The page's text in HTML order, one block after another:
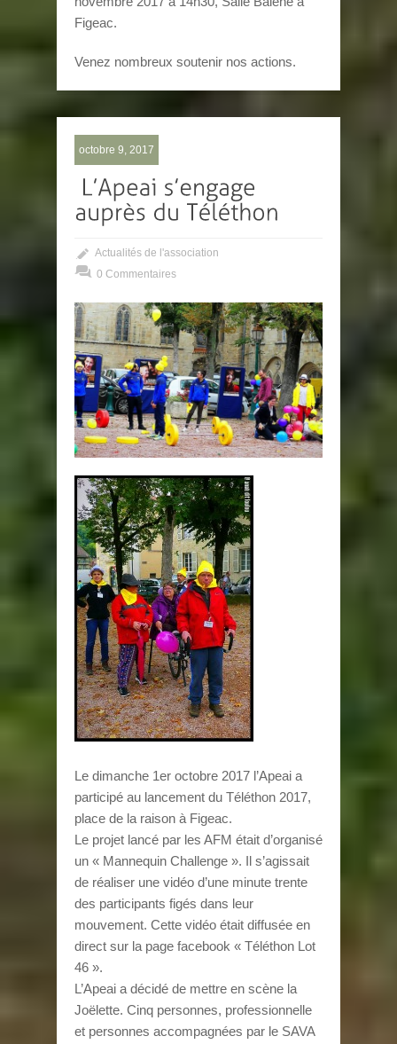
Figeac.
Venez nombreux soutenir nos actions.
octobre 9, 2017
Actualités de l'association
0 Commentaires
Le dimanche 1er octobre 2017 l’Apeai a
participé au lancement du Téléthon 2017,
place de la raison à Figeac.
Le projet lancé par les AFM était d’organisé
un « Mannequin Challenge ». Il s’agissait
de réaliser une vidéo d’une minute trente
des participants figés dans leur
mouvement. Cette vidéo était diffusée en
direct sur la page facebook « Téléthon Lot
46 ».
L’Apeai a décidé de mettre en scène la
Joëlette. Cinq personnes, professionnelle
et personnes accompagnées par le SAVA